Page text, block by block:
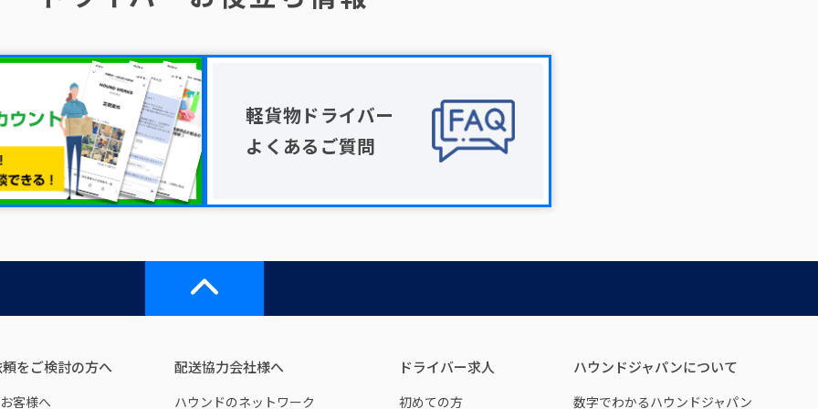
軽貨物ドライバー
よくあるご質問
をご検討の方へ
客様へ
配送協力会社様へ
ハウンドのネットワーク
ドライバー求人
初めての方
ハウンドジャパンについて
数字でわかるハウンドジャパン